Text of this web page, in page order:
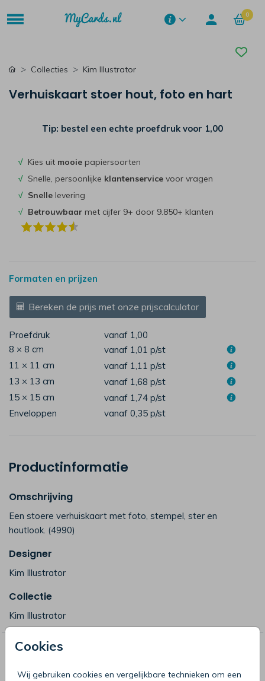
0
Cookies
Wij gebruiken cookies en vergelijkbare technieken om een
Collecties Kim Illustrator
Verhuiskaart stoer hout, foto en hart
Tip: bestel een echte proefdruk voor 1,00
√ Kies uit mooie papiersoorten
√ Snelle, persoonlijke klantenservice voor vragen
√ Snelle levering
√ Betrouwbaar met cijfer 9+ door 9.850+ klanten
Formaten en prijzen
Bereken de prijs met onze prijscalculator
Proefdruk
vanaf 1,00
8 × 8 cm
vanaf 1,01 p/st
11 × 11 cm
vanaf 1,11 p/st
13 × 13 cm
vanaf 1,68 p/st
15 × 15 cm
vanaf 1,74 p/st
Enveloppen
vanaf 0,35 p/st
Productinformatie
Omschrijving
Een stoere verhuiskaart met foto, stempel, ster en
houtlook. (4990)
Designer
Kim Illustrator
Collectie
Kim Illustrator
Deze producten zijn wellicht ook iets
voor je